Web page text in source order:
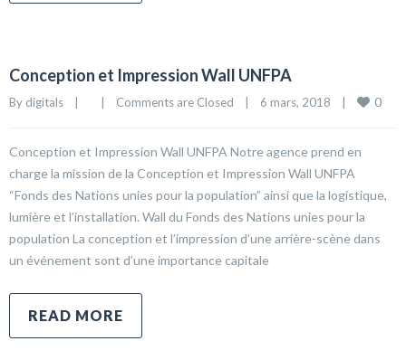
Conception et Impression Wall UNFPA
By digitals Comments are Closed 6 mars, 2018 0
Conception et Impression Wall UNFPA Notre agence prend en
charge la mission de la Conception et Impression Wall UNFPA
“Fonds des Nations unies pour la population” ainsi que la logistique,
lumière et l’installation. Wall du Fonds des Nations unies pour la
population La conception et l’impression d’une arrière-scène dans
un événement sont d’une importance capitale
READ MORE